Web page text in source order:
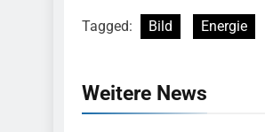
Tagged: Bild Energie
Weitere News